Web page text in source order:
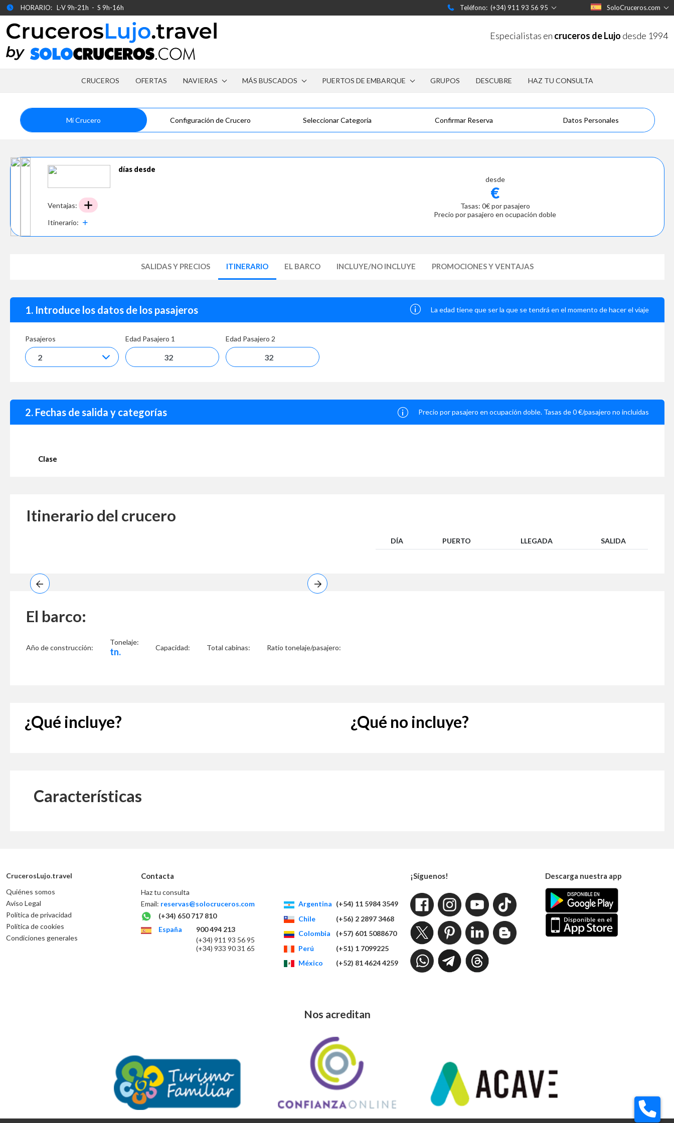
HORARIO: L-V 9h-21h - S 9h-16h Teléfono: (+34) 911 93 56 95 SoloCruceros.com
Especialistas en cruceros de Lujo desde 1994
CRUCEROS OFERTAS NAVIERAS MÁS BUSCADOS PUERTOS DE EMBARQUE GRUPOS DESCUBRE HAZ TU CONSULTA
Mi Crucero Configuración de Crucero Seleccionar Categoría Confirmar Reserva Datos Personales
días desde
Ventajas:
Itinerario:
desde
€
Tasas: 0€ por pasajero
Precio por pasajero en ocupación doble
SALIDAS Y PRECIOS ITINERARIO EL BARCO INCLUYE/NO INCLUYE PROMOCIONES Y VENTAJAS
1. Introduce los datos de los pasajeros La edad tiene que ser la que se tendrá en el momento de hacer el viaje
Pasajeros Edad Pasajero 1 Edad Pasajero 2
2. Fechas de salida y categorías Precio por pasajero en ocupación doble. Tasas de 0 €/pasajero no incluidas
Clase
Itinerario del crucero
DÍA PUERTO LLEGADA SALIDA
El barco:
Año de construcción:
Tonelaje:
tn. Capacidad: Total cabinas: Ratio tonelaje/pasajero:
¿Qué incluye? ¿Qué no incluye?
Características
CrucerosLujo.travel
Quiénes somos
Aviso Legal
Política de privacidad
Política de cookies
Condiciones generales
Contacta
Haz tu consulta
Email: reservas@solocruceros.com
(+34) 650 717 810
España
900 494 213
(+34) 911 93 56 95
(+34) 933 90 31 65
Argentina (+54) 11 5984 3549
Chile
(+56) 2 2897 3468
Colombia
(+57) 601 5088670
Perú
(+51) 1 7099225
México
(+52) 81 4624 4259
¡Síguenos! Descarga nuestra app
Nos acreditan